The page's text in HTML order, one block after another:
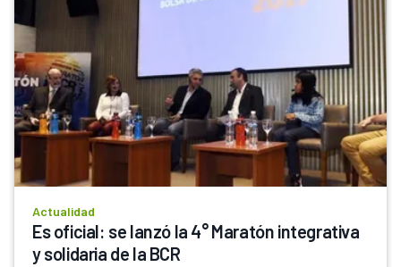
Actualidad
Es oficial: se lanzó la 4° Maratón integrativa
y solidaria de la BCR